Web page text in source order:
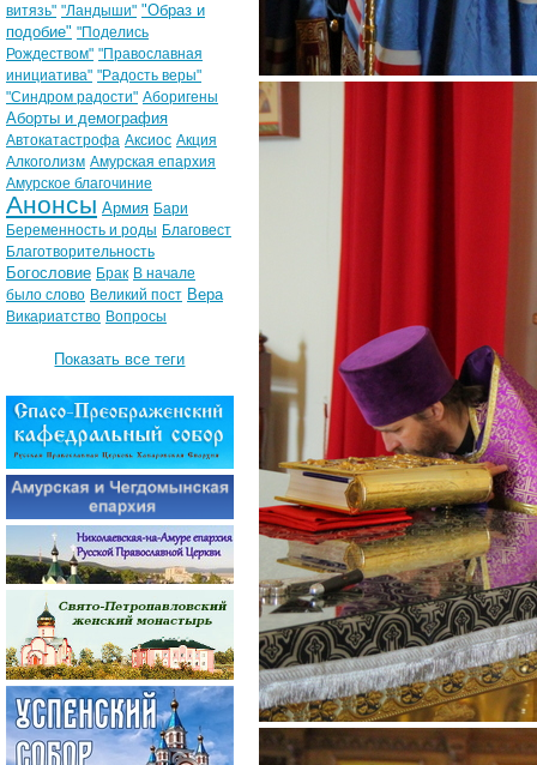
витязь" "Ландыши" "Образ и
подобие" "Поделись
Рождеством" "Православная
инициатива" "Радость веры"
"Синдром радости" Аборигены
Аборты и демография
Автокатастрофа Аксиос Акция
Алкоголизм Амурская епархия
Амурское благочиние
Анонсы Армия Бари
Беременность и роды Благовест
Благотворительность
Богословие Брак В начале
было слово Великий пост Вера
Викариатство Вопросы
Показать все теги